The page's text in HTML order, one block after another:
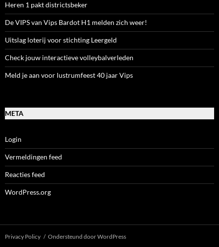
Heren 1 pakt districtsbeker
De VIPS van Vips Bardot H1 melden zich weer!
Uitslag loterij voor stichting Leergeld
Check jouw interactieve volleybalverleden
Meld je aan voor lustrumfeest 40 jaar Vips
META
Login
Vermeldingen feed
Reacties feed
WordPress.org
Privacy Policy Ondersteund door WordPress